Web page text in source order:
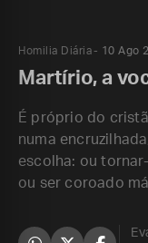
Homilia Diária 10 Ago
Martírio, a
É próprio do
numa
escolha: ou
ou ser coroado